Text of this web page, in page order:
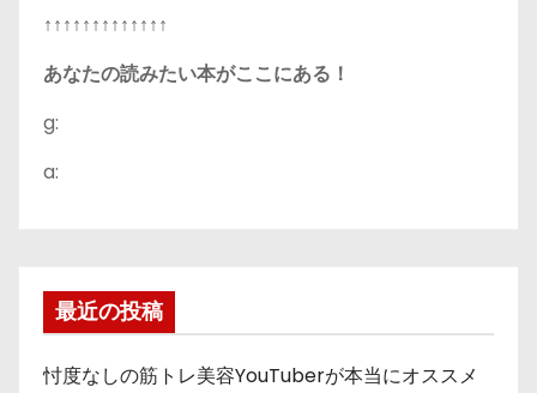
↑↑↑↑↑↑↑↑↑↑↑↑↑
あなたの読みたい本がここにある！
g:
a:
最近の投稿
忖度なしの筋トレ美容YouTuberが本当にオススメ